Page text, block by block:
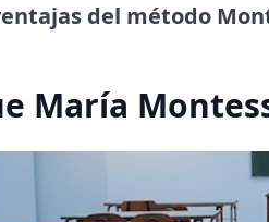
del método
María